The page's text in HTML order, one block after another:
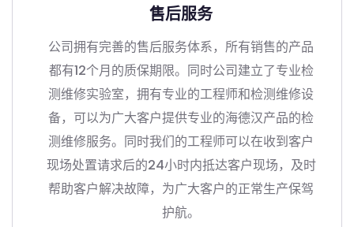
售后服务
公司拥有完善的售后服务体系，所有销售的产品
都有12个月的质保期限。同时公司建立了专业检
测维修实验室，拥有专业的工程师和检测维修设
备，可以为广大客户提供专业的海德汉产品的检
测维修服务。同时我们的工程师可以在收到客户
现场处置请求后的24小时内抵达客户现场，及时
帮助客户解决故障，为广大客户的正常生产保驾
护航。